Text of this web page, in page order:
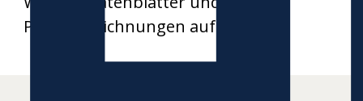
Produktzeichnungen auf Anfrage